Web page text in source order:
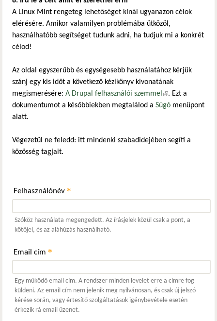
A Linux Mint rengeteg lehetőséget kínál ugyanazon célok
elérésére. Amikor valamilyen problémába ütközöl,
használhatóbb segítséget tudunk adni, ha tudjuk mi a konkrét
célod!
Az oldal egyszerűbb és egységesebb használatához kérjük
szánj egy kis időt a következő kézikönyv kivonatának
megismerésére: A Drupal felhasználói szemmel (külső hivatkozás)
. Ezt a
dokumentumot a későbbiekben megtalálod a Súgó menüpont
alatt.
Végezetül ne feledd: itt mindenki szabadidejében segíti a
közösség tagjait.
Felhasználónév *
Szóköz használata megengedett. Az írásjelek közül csak a pont, a
kötőjel, és az aláhúzás használható.
Email cím *
Egy működő email cím. A rendszer minden levelet erre a címre fog
küldeni. Az email cím nem jelenik meg nyilvánosan, és csak új jelszó
kérése során, vagy értesítő szolgáltatások igénybevétele esetén
érkezik rá email üzenet.